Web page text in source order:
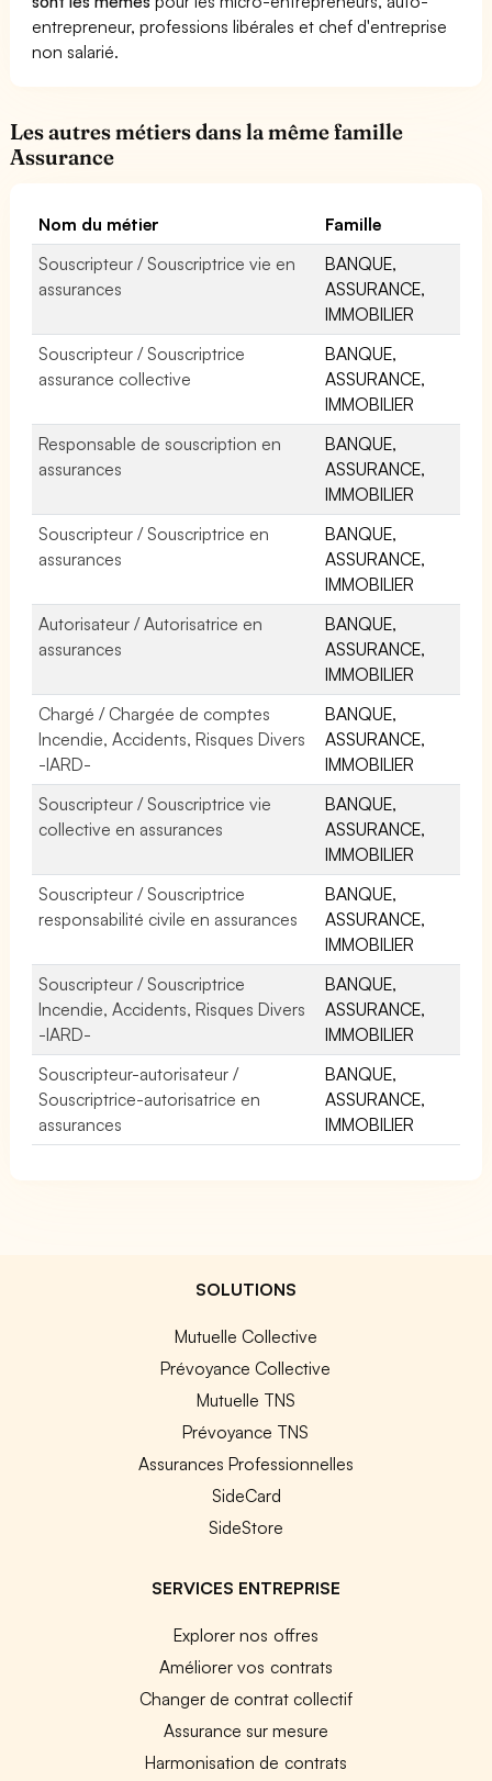
entrepreneur, professions libérales et chef d'entreprise
non salarié.
Les autres métiers dans la même famille
Assurance
Nom du métier
Famille
Souscripteur / Souscriptrice vie en
assurances
BANQUE,
ASSURANCE,
IMMOBILIER
Souscripteur / Souscriptrice
assurance collective
BANQUE,
ASSURANCE,
IMMOBILIER
Responsable de souscription en
assurances
BANQUE,
ASSURANCE,
IMMOBILIER
Souscripteur / Souscriptrice en
assurances
BANQUE,
ASSURANCE,
IMMOBILIER
Autorisateur / Autorisatrice en
assurances
BANQUE,
ASSURANCE,
IMMOBILIER
Chargé / Chargée de comptes
Incendie, Accidents, Risques Divers
-IARD-
BANQUE,
ASSURANCE,
IMMOBILIER
Souscripteur / Souscriptrice vie
collective en assurances
BANQUE,
ASSURANCE,
IMMOBILIER
Souscripteur / Souscriptrice
responsabilité civile en assurances
BANQUE,
ASSURANCE,
IMMOBILIER
Souscripteur / Souscriptrice
Incendie, Accidents, Risques Divers
-IARD-
BANQUE,
ASSURANCE,
IMMOBILIER
Souscripteur-autorisateur /
Souscriptrice-autorisatrice en
assurances
BANQUE,
ASSURANCE,
IMMOBILIER
SOLUTIONS
Mutuelle Collective
Prévoyance Collective
Mutuelle TNS
Prévoyance TNS
Assurances Professionnelles
SideCard
SideStore
SERVICES ENTREPRISE
Explorer nos offres
Améliorer vos contrats
Changer de contrat collectif
Assurance sur mesure
Harmonisation de contrats